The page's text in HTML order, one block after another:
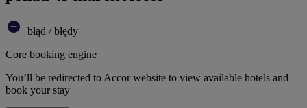
błąd / błędy
Core booking engine
You’ll be redirected to Accor website to view available hotels and
book your stay